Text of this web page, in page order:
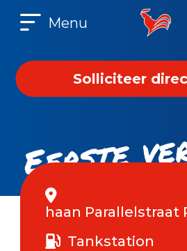
Menu
Solliciteer
Eerste
haan Parallelstraat
Tankstation